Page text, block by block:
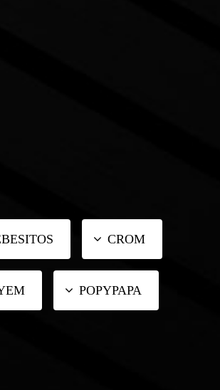
CROM
POPYPAPA